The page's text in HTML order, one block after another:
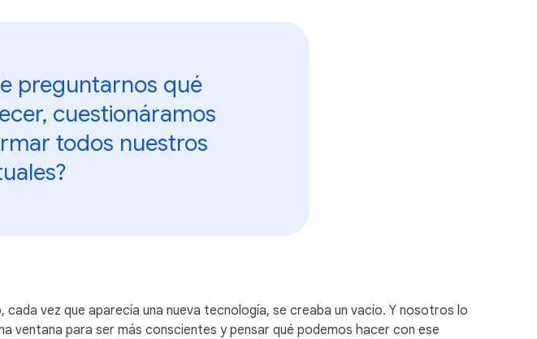
preguntarnos qué
cuestionáramos
todos nuestros
vez que aparecía una nueva tecnología, se creaba un vacío. Y nosotros lo
para ser más conscientes y pensar qué podemos hacer con ese